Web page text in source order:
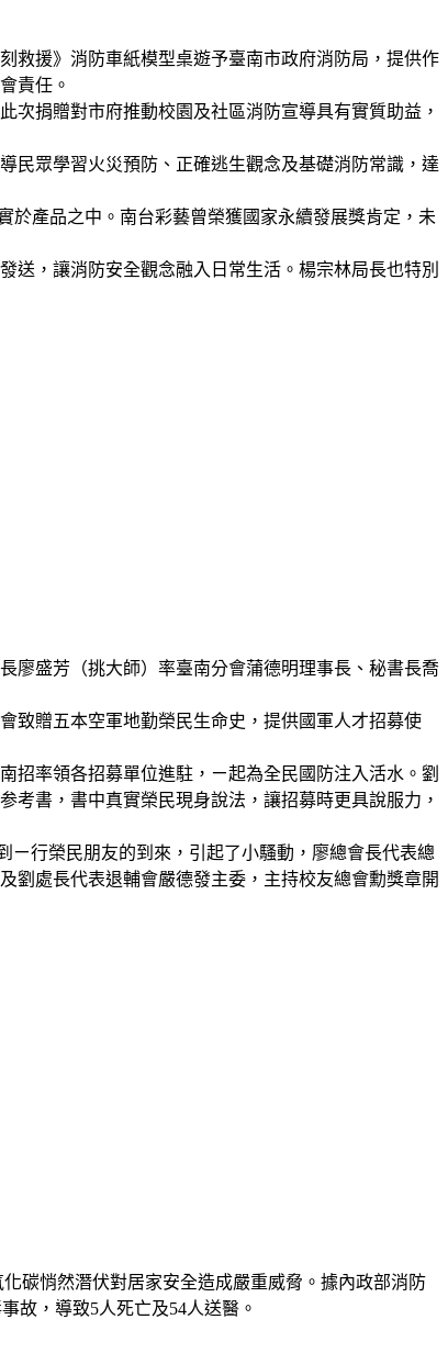
救援》消防車紙模型桌遊予臺南市政府消防局，提供作
責任。
捐贈對市府推動校園及社區消防宣導具有實質助益，
民眾學習火災預防、正確逃生觀念及基礎消防常識，達
於產品之中。南台彩藝曾榮獲國家永續發展獎肯定，未
送，讓消防安全觀念融入日常生活。楊宗林局長也特別
廖盛芳（挑大師）率臺南分會蒲德明理事長、秘書長喬
致贈五本空軍地勤榮民生命史，提供國軍人才招募使
招率領各招募單位進駐，ㄧ起為全民國防注入活水。劉
考書，書中真實榮民現身說法，讓招募時更具說服力，
行榮民朋友的到來，引起了小騷動，廖總會長代表總
劉處長代表退輔會嚴德發主委，主持校友總會勳獎章開
化碳悄然潛伏對居家安全造成嚴重威脅。據內政部消防
故，導致5人死亡及54人送醫。